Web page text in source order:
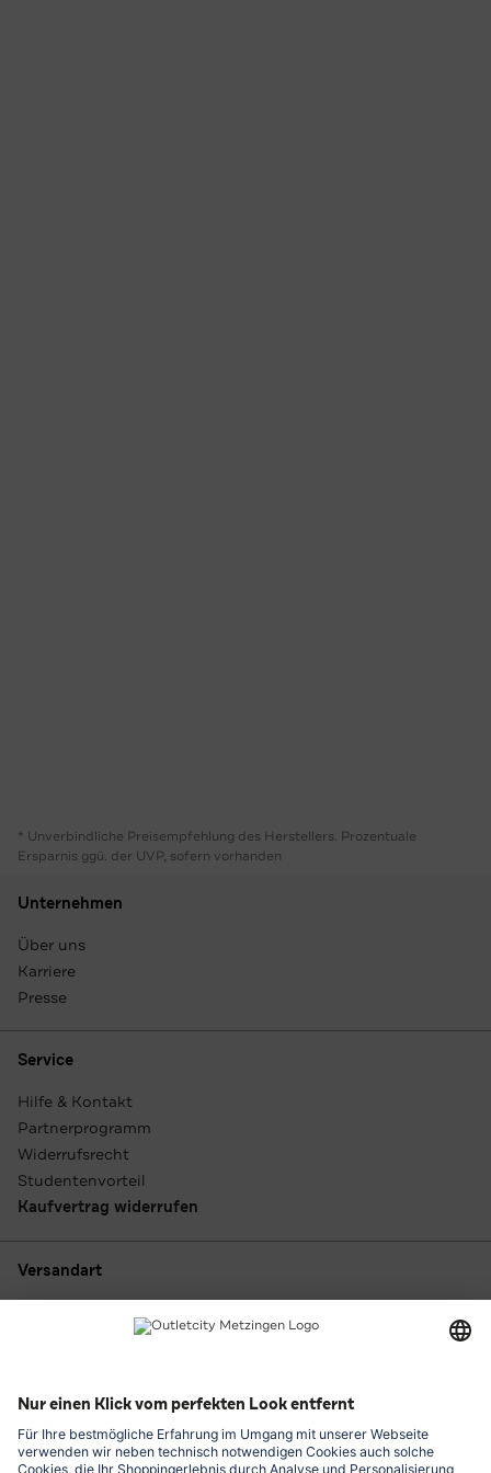
* Unverbindliche Preisempfehlung des Herstellers. Prozentuale
Ersparnis ggü. der UVP, sofern vorhanden
Unternehmen
Über uns
Karriere
Presse
Service
Hilfe & Kontakt
Partnerprogramm
Widerrufsrecht
Studentenvorteil
Kaufvertrag widerrufen
Versandart